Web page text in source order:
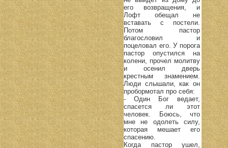
его возвращения, и
Лофт обещал не
вставать с постели.
Потом пастор
благословил и
поцеловал его. У порога
пастор опустился на
колени, прочел молитву
и осенил дверь
крестным знамением.
Люди слышали, как он
пробормотал про себя:
- Один Бог ведает,
спасется ли этот
человек. Боюсь, что
мне не одолеть силу,
которая мешает его
спасению.
Когда пастор ушел,